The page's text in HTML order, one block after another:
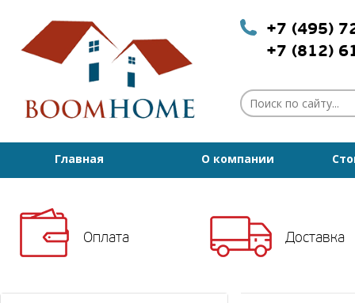
+7 (495)
+7 (812)
Главная О компании
Оплата Доставка